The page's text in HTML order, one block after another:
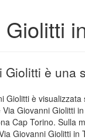
Giolitti è una
Giolitti è
Giovanni Giolitti
Cap Torino. Sulla
Giovanni Giolitti